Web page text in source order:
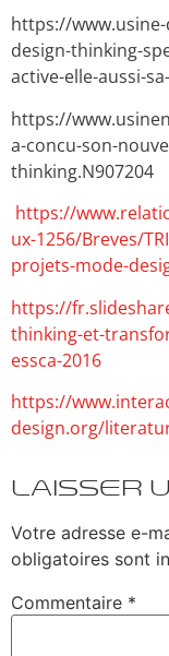
https://
design-thinking-
active-elle-aussi-
https://
a-concu-son-
thinking.N907204
https://
ux-1256/Breves/
projets-mode-
https://
thinking-et-
essca-2016
https://
design.org/
Laisser
Votre adresse e-
obligatoires sont
Commentaire *